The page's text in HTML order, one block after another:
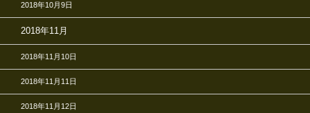
2018年10月9日
2018年11月
2018年11月10日
2018年11月11日
2018年11月12日